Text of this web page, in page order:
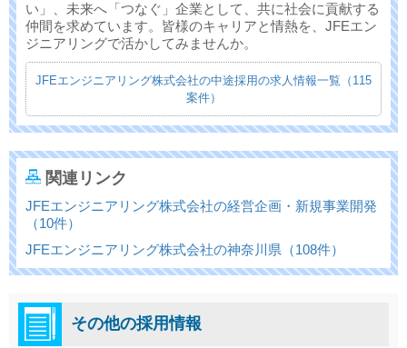
い」、未来へ「つなぐ」企業として、共に社会に貢献する
仲間を求めています。皆様のキャリアと情熱を、JFEエン
ジニアリングで活かしてみませんか。
JFEエンジニアリング株式会社の中途採用の求人情報一覧（115
案件）
関連リンク
JFEエンジニアリング株式会社の経営企画・新規事業開発
（10件）
JFEエンジニアリング株式会社の神奈川県（108件）
その他の採用情報